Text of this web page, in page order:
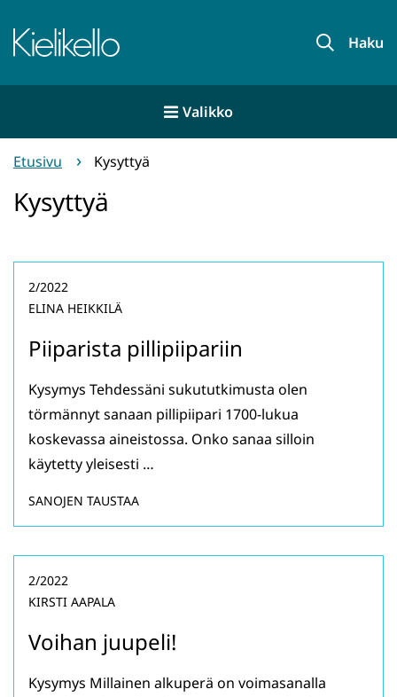
sisältöön
Etusivu Haku
Valikko
Etusivu Kysyttyä
Kysyttyä
Piiparista pillipiipariin
2/2022
ELINA HEIKKILÄ
Kysymys Tehdessäni sukututkimusta olen
törmännyt sanaan pillipiipari 1700-lukua
koskevassa aineistossa. Onko sanaa silloin
käytetty yleisesti …
SANOJEN TAUSTAA
Voihan juupeli!
2/2022
KIRSTI AAPALA
Kysymys Millainen alkuperä on voimasanalla